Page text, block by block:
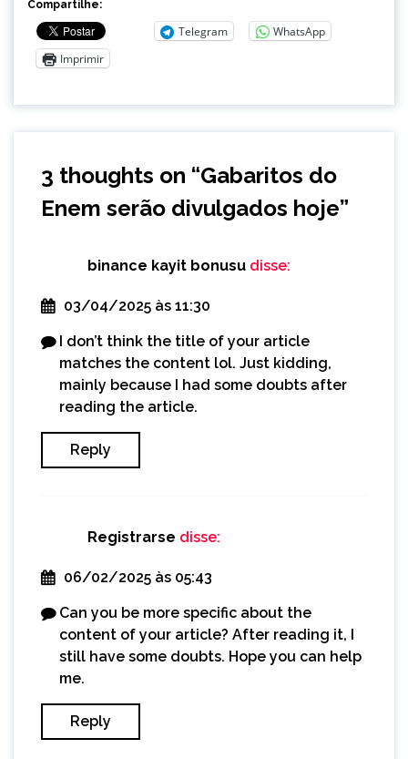
Compartilhe:
Telegram
WhatsApp
Imprimir
3 thoughts on “Gabaritos do
Enem serão divulgados hoje”
binance kayit bonusu disse:
03/04/2025 às 11:30
I don’t think the title of your article
matches the content lol. Just kidding,
mainly because I had some doubts after
reading the article.
Reply
Registrarse disse:
06/02/2025 às 05:43
Can you be more specific about the
content of your article? After reading it, I
still have some doubts. Hope you can help
me.
Reply